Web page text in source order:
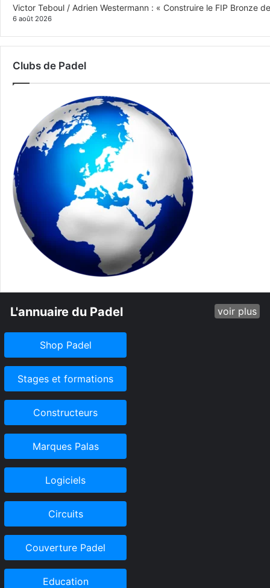
Victor Teboul / Adrien Westermann : « Construire le FIP Bronze
6 août 2026
Clubs de Padel
L'annuaire du Padel voir plus
Shop Padel
Stages et formations
Constructeurs
Marques Palas
Logiciels
Circuits
Couverture Padel
Education